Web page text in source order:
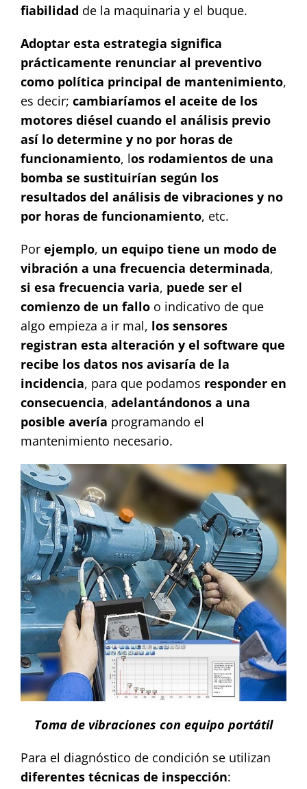
fiabilidad de la maquinaria y el buque.
Adoptar esta estrategia significa
prácticamente renunciar al preventivo
como política principal de mantenimiento,
es decir; cambiaríamos el aceite de los
motores diésel cuando el análisis previo
así lo determine y no por horas de
funcionamiento, los rodamientos de una
bomba se sustituirían según los
resultados del análisis de vibraciones y no
por horas de funcionamiento, etc.
Por ejemplo, un equipo tiene un modo de
vibración a una frecuencia determinada,
si esa frecuencia varia, puede ser el
comienzo de un falloo indicativo de que
algo empieza a ir mal, los sensores
registran esta alteración y el software que
recibe los datos nos avisaría de la
incidencia, para que podamos responder en
consecuencia, adelantándonos a una
posible avería programando el
mantenimiento necesario.
Toma de vibraciones con equipo portátil
Para el diagnóstico de condición se utilizan
diferentes técnicas de inspección: